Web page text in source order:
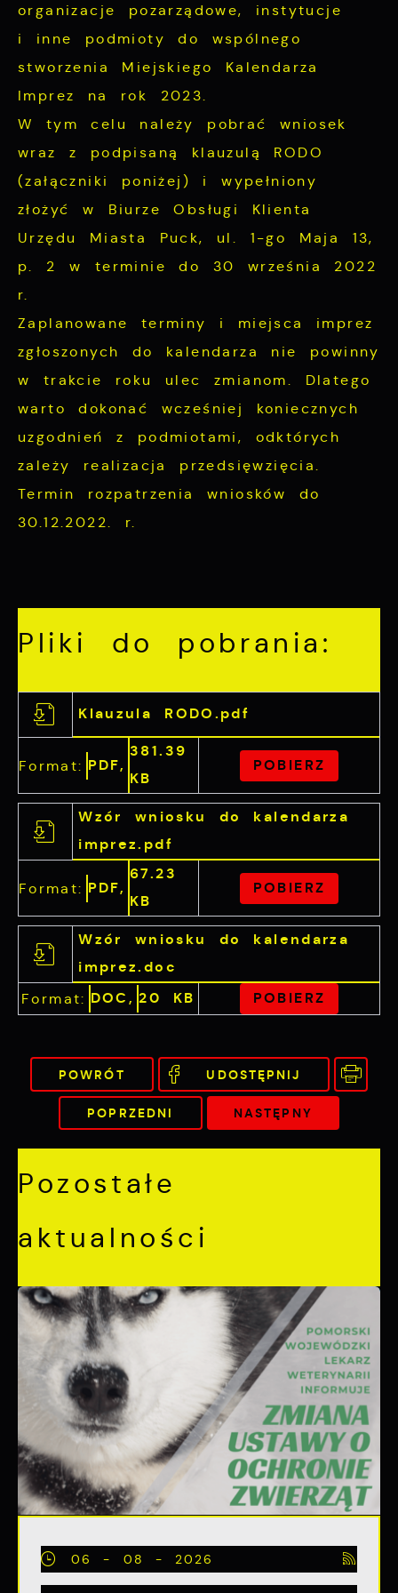
organizacje pozarządowe, instytucje
i inne podmioty do wspólnego
stworzenia Miejskiego Kalendarza
Imprez na rok 2023.
W tym celu należy pobrać wniosek
wraz z podpisaną klauzulą RODO
(załączniki poniżej) i wypełniony
złożyć w Biurze Obsługi Klienta
Urzędu Miasta Puck, ul. 1-go Maja 13,
p. 2 w terminie do 30 września 2022
r.
Zaplanowane terminy i miejsca imprez
zgłoszonych do kalendarza nie powinny
w trakcie roku ulec zmianom. Dlatego
warto dokonać wcześniej koniecznych
uzgodnień z podmiotami, odktórych
zależy realizacja przedsięwzięcia.
Termin rozpatrzenia wniosków do
30.12.2022. r.
Pliki do pobrania:
Klauzula RODO.pdf
Format: PDF,
381.39
KB
POBIERZ
Wzór wniosku do kalendarza
imprez.pdf
Format: PDF,
67.23
KB
POBIERZ
Wzór wniosku do kalendarza
imprez.doc
Format: DOC, 20 KB POBIERZ
POWRÓT UDOSTĘPNIJ
POPRZEDNI NASTĘPNY
Pozostałe
aktualności
06 - 08 - 2026
dopasowanie jej do Twoich indywidualnych
preferencji. Wyrażenie zgody na
funkcjonalne i personalizacyjne pliki
ilości funkcji na stronie.
Analityczne
Analityczne pliki cookies pomagają nam
rozwijać się i dostosowywać do Twoich
potrzeb.
informacji w zakresie wykorzystywania
witryny internetowej, miejsca oraz
częstotliwości, z jaką odwiedzane są nasze
serwisy www. Dane pozwalają nam na
ocenę naszych serwisów internetowych pod
przetwarzane w formie zanonimizowanej.
Wyrażenie zgody na analityczne pliki
cookies gwarantuje dostępność wszystkich
funkcjonalności.
Więcej
Reklamowe
Dzięki reklamowym plikom cookies
prezentujemy Ci najciekawsze informacje i
prezentowania Ci naszych komunikatów na
podstawie analizy Twoich upodobań oraz
Twoich zwyczajów dotyczących przeglądanej
witryny internetowej. Treści promocyjne
mogą pojawić się na stronach podmiotów
trzecich lub firm będących naszymi
mediów społecznościowych.
Więcej